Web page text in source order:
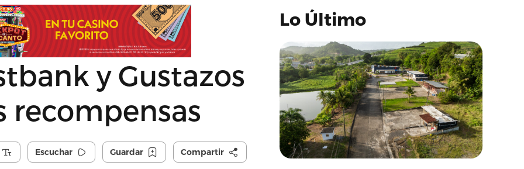
y Gustazos
recompensas
Escuchar Guardar Compartir
Lo Último